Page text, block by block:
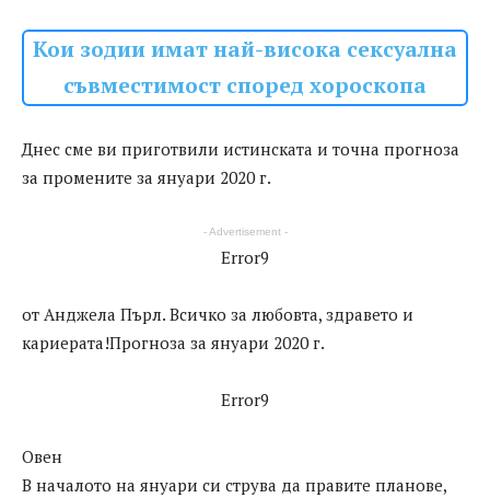
Кои зодии имат най-висока сексуална
съвместимост според хороскопа
Днес сме ви приготвили истинската и точна прогноза
за промените за януари 2020 г.
- Advertisement -
Error9
от Анджела Пърл. Всичко за любовта, здравето и
кариерата!Прогноза за януари 2020 г.
Error9
Овен
В началото на януари си струва да правите планове,